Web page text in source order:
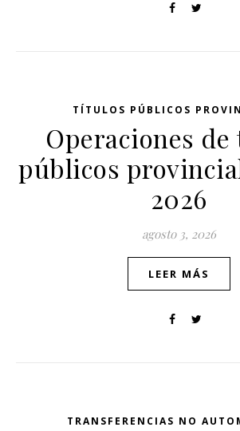
TÍTULOS PÚBLICOS
Operaciones
públicos
2026
agosto 3, 2026
LEER MÁS
TRANSFERENCIAS NO